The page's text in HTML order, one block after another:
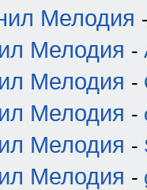
Мелодия
Мелодия -
Мелодия -
Мелодия -
Мелодия -
Мелодия -